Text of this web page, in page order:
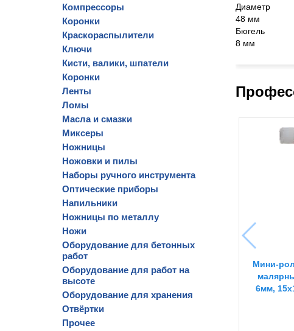
Компрессоры
Коронки
Краскораспылители
Ключи
Кисти, валики, шпатели
Коронки
Ленты
Ломы
Масла и смазки
Миксеры
Ножницы
Ножовки и пилы
Наборы ручного инструмента
Оптические приборы
Напильники
Ножницы по металлу
Ножи
Оборудование для бетонных
работ
Оборудование для работ на
высоте
Оборудование для хранения
Отвёртки
Прочее
Диаметр
48 мм
Бюгель
8 мм
Мини-
6мм,